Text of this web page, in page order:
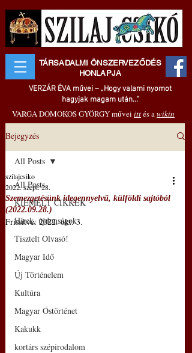
TÁRSADALMI ÖNSZERVEZŐDÉS
HONLAPJA
VERZÁR ÉVA művei – „Hogy valami nyomot
hagyjak magam után..."
VARGA DOMOKOS GYÖRGY művei ittés awikin
Bejegyzés
All Posts
KIEMELT CIKKEK
Hírek, újdonságok
Tisztelt Olvasó!
Magyar Idő
Új Történelem
Kultúra
Magyar Őstörténet
Kakukk
kortárs szépirodalom
All Posts
Szemezgetésünk idegennyelvű, külföldi sajtóból
(2022.09.28.)
szilajcsiko
2022. szept. 28.
Frissítve:2022. okt. 3.
–